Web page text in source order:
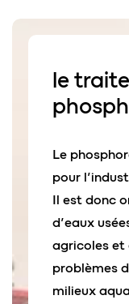
le
Le
pour
Il est donc
d’eaux
agricoles et
problèmes
milieux